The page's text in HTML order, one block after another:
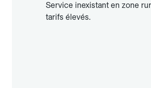
Service inexistant en zone
tarifs élevés.